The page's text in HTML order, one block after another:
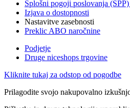
Splošni pogoji poslovanja
Izjava o dostopnosti
Nastavitve zasebnosti
Preklic ABO naročnine
Podjetje
Druge niceshops trgovine
Kliknite tukaj za odstop od pogodbe
Prilagodite svojo nakupovalno